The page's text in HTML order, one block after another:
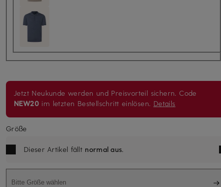
Jetzt Neukunde werden und Preisvorteil sichern. Code
NEW20 im letzten Bestellschritt einlösen. Details
Größe
Dieser Artikel fällt normal aus.
Bitte Größe wählen